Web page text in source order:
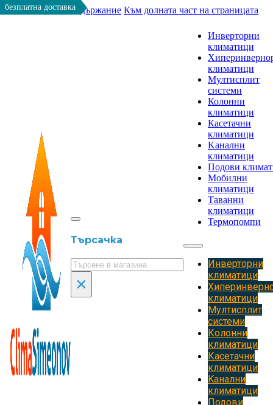
Към основното съдържание Към долната част на страницата
Търсачка
Търсене
×
Инверторни
климатици
климатици
Мултисплит
системи
Колонни
климатици
Касетачни
климатици
Kанални
климатици
Подови
Мобилни
климатици
Таванни
климатици
Термопомпи
Инверторни
климатици
климатици
Мултисплит
системи
Колонни
климатици
Касетачни
климатици
Kанални
климатици
Подови
безплатна доставка